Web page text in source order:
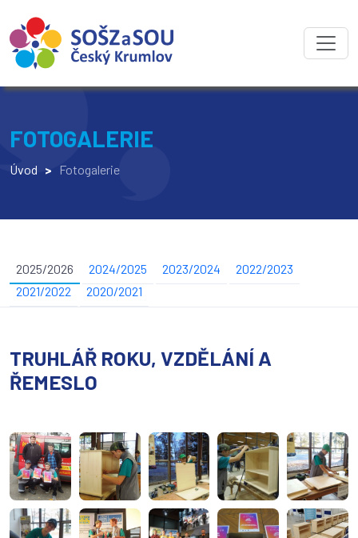
FOTOGALERIE
Úvod > Fotogalerie
2025/2026 2024/2025 2023/2024
2022/2023
2021/2022
2020/2021
TRUHLÁŘ ROKU, VZDĚLÁNÍ A
ŘEMESLO